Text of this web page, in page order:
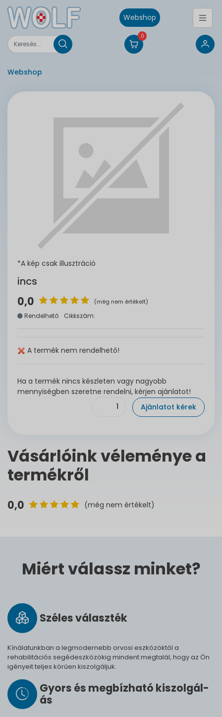
Webshop
0
Webshop
*A kép csak illusztráció
incs
0,0 (még nem értékelt)
Rendelhető Cikkszám:
A termék nem rendelhető!
Ha a termék nincs készleten vagy nagyobb
mennyiségben szeretne rendelni, kérjen ajánlatot!
Ajánlatot kérek
Vásárlóink véleménye a
termékről
0,0 (még nem értékelt)
Miért válassz minket?
Széles vá­lasz­ték
Kínálatunkban a legmodernebb orvosi eszközöktől a
rehabilitációs segédeszközökig mindent megtalál, hogy az Ön
igényeit teljes körűen kiszolgáljuk.
Gyors és meg­bíz­ha­tó ki­szol­gál­
ás